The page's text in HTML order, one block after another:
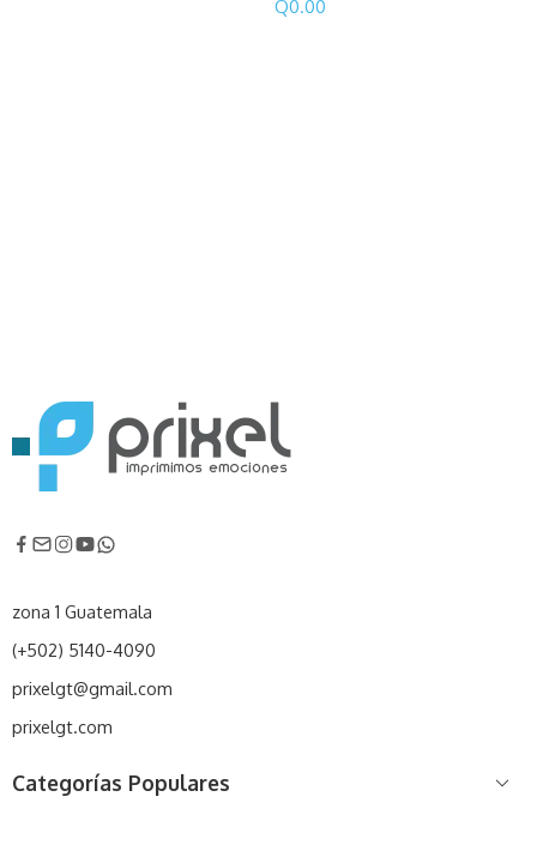
Q0.00
zona 1 Guatemala
(+502) 5140-4090
prixelgt@gmail.com
prixelgt.com
Categorías Populares